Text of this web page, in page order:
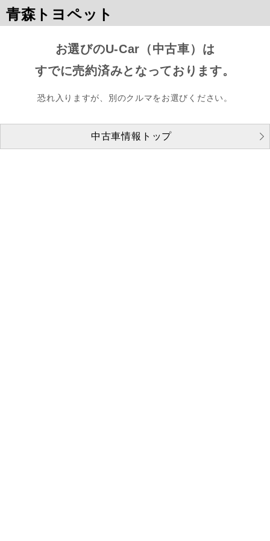
青森トヨペット
お選びのU-Car（中古車）は
すでに売約済みとなっております。
恐れ入りますが、別のクルマをお選びください。
中古車情報トップ